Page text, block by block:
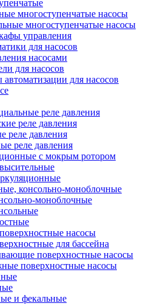
многоступенчатые насосы
многоступенчатые насосы
управления
для насосов
насосами
для насосов
для насосов
реле давления
реле давления
реле давления
реле давления
с мокрым ротором
консольно-моноблочные
моноблочные
насосы
для бассейна
поверхностные насосы
поверхностные насосы
и фекальные